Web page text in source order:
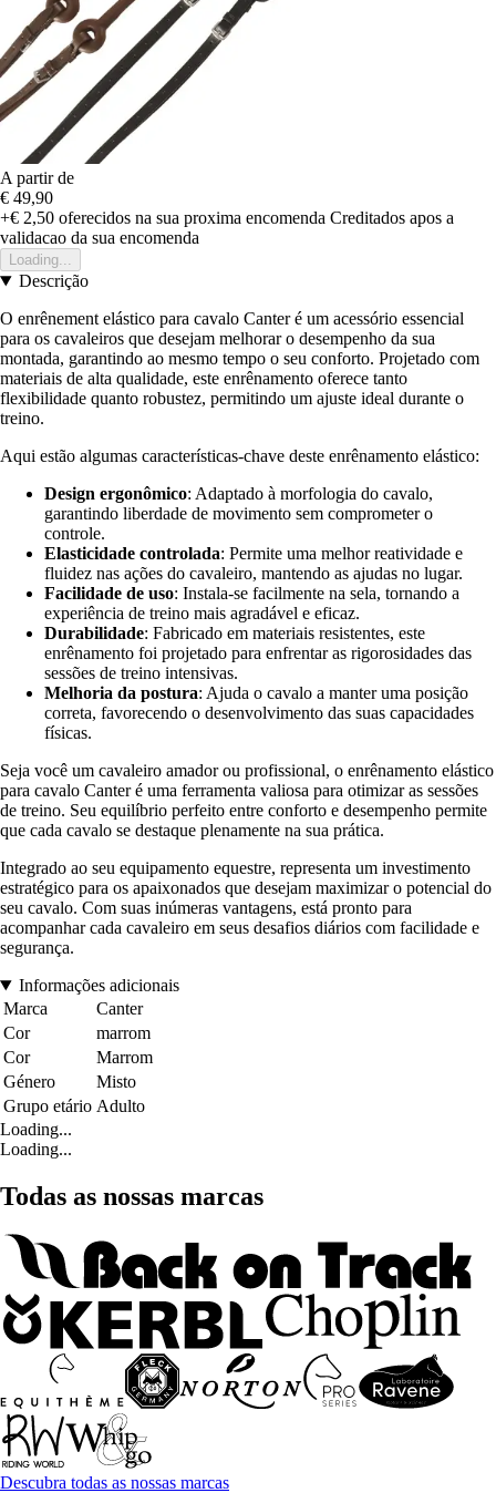
A partir de
€ 49,90
+€ 2,50 oferecidos na sua proxima encomenda Creditados apos a
validacao da sua encomenda
Loading...
Descrição
O enrênement elástico para cavalo Canter é um acessório essencial
para os cavaleiros que desejam melhorar o desempenho da sua
montada, garantindo ao mesmo tempo o seu conforto. Projetado com
materiais de alta qualidade, este enrênamento oferece tanto
flexibilidade quanto robustez, permitindo um ajuste ideal durante o
treino.
Aqui estão algumas características-chave deste enrênamento elástico:
Design ergonômico: Adaptado à morfologia do cavalo,
garantindo liberdade de movimento sem comprometer o
controle.
Elasticidade controlada: Permite uma melhor reatividade e
fluidez nas ações do cavaleiro, mantendo as ajudas no lugar.
Facilidade de uso: Instala-se facilmente na sela, tornando a
experiência de treino mais agradável e eficaz.
Durabilidade: Fabricado em materiais resistentes, este
enrênamento foi projetado para enfrentar as rigorosidades das
sessões de treino intensivas.
Melhoria da postura: Ajuda o cavalo a manter uma posição
correta, favorecendo o desenvolvimento das suas capacidades
físicas.
Seja você um cavaleiro amador ou profissional, o enrênamento elástico
para cavalo Canter é uma ferramenta valiosa para otimizar as sessões
de treino. Seu equilíbrio perfeito entre conforto e desempenho permite
que cada cavalo se destaque plenamente na sua prática.
Integrado ao seu equipamento equestre, representa um investimento
estratégico para os apaixonados que desejam maximizar o potencial do
seu cavalo. Com suas inúmeras vantagens, está pronto para
acompanhar cada cavaleiro em seus desafios diários com facilidade e
segurança.
Informações adicionais
Marca
Canter
Cor
marrom
Cor
Marrom
Género
Misto
Grupo etário Adulto
Loading...
Loading...
Todas as nossas marcas
Descubra todas as nossas marcas